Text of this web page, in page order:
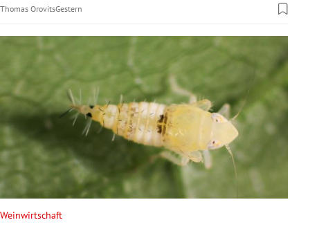
Thomas OrovitsGestern
Weinwirtschaft